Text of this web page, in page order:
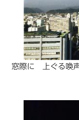
窓際に 上ぐる喚